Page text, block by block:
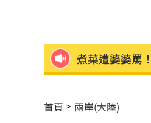
煮菜遭婆婆罵
南電Q2財報公
首頁 兩岸(大陸)